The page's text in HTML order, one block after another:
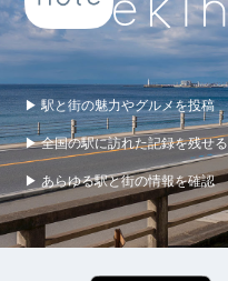
▶ 駅と街の魅力やグルメを投稿
▶ 全国の駅に訪れた記録を残せる
▶ あらゆる駅と街の情報を確認